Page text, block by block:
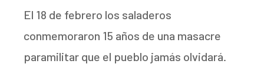
El 18 de febrero los saladeros
conmemoraron 15 años de una masacre
paramilitar que el pueblo jamás olvidará.